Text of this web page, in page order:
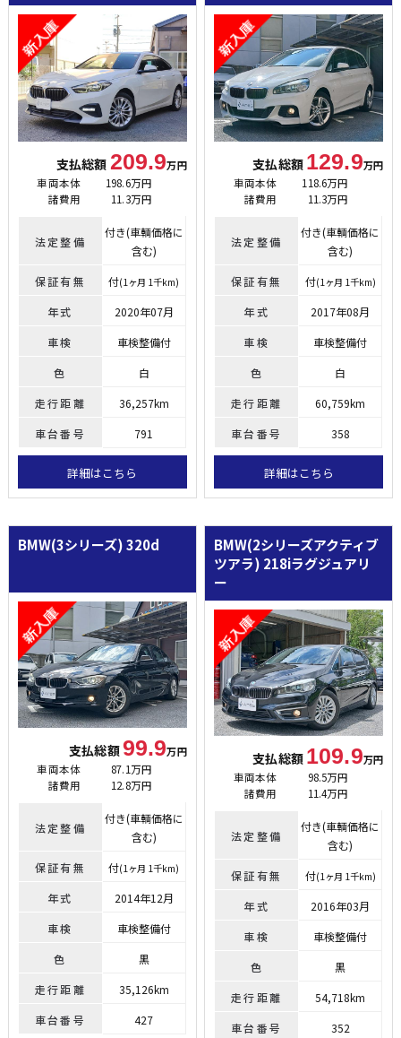
支払総額 209.9万円
車両本体
198.6万円
諸費用
11.3万円
法定整備
付き(車輌価格に
含む)
保証有無
付(1ヶ月 1千km)
年式
2020年07月
車検
車検整備付
色
白
走行距離
36,257km
車台番号
791
詳細はこちら
支払総額 129.9万円
車両本体
118.6万円
諸費用
11.3万円
法定整備
付き(車輌価格に
含む)
保証有無
付(1ヶ月 1千km)
年式
2017年08月
車検
車検整備付
色
白
走行距離
60,759km
車台番号
358
詳細はこちら
BMW(3シリーズ)320d
支払総額99.9万円
車両本体
87.1万円
諸費用
12.8万円
法定整備
付き(車輌価格に
含む)
保証有無
付(1ヶ月 1千km)
年式
2014年12月
車検
車検整備付
色
黒
走行距離
35,126km
車台番号
427
BMW(2シリーズアクティブ
ツアラ) 218iラグジュアリ
ー
支払総額 109.9万円
車両本体
98.5万円
諸費用
11.4万円
法定整備
付き(車輌価格に
含む)
保証有無
付(1ヶ月 1千km)
年式
2016年03月
車検
車検整備付
色
黒
走行距離
54,718km
車台番号
352